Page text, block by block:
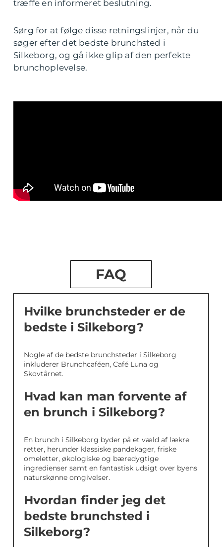
træffe en informeret beslutning.
Sørg for at følge disse retningslinjer, når du
søger efter det bedste brunchsted i
Silkeborg, og gå ikke glip af den perfekte
brunchoplevelse.
FAQ
Hvilke brunchsteder er de
bedste i Silkeborg?
Nogle af de bedste brunchsteder i Silkeborg
inkluderer Brunchcaféen, Café Luna og
Skovtårnet.
Hvad kan man forvente af
en brunch i Silkeborg?
En brunch i Silkeborg byder på et væld af lækre
retter, herunder klassiske pandekager, friske
omeletter, økologiske og bæredygtige
ingredienser samt en fantastisk udsigt over byens
naturskønne omgivelser.
Hvordan finder jeg det
bedste brunchsted i
Silkeborg?